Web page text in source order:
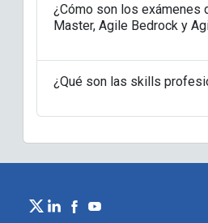
¿Cómo son los exámenes
Master, Agile Bedrock y
¿Qué son las skills